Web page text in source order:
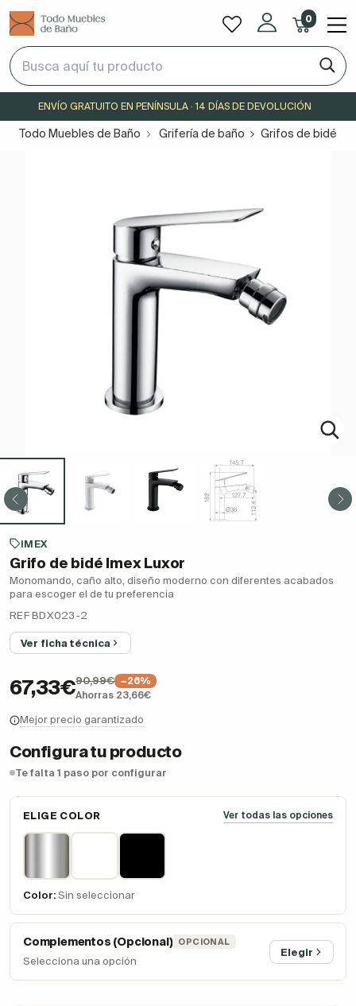
0
ENVÍO GRATUITO EN PENÍNSULA · 14 DÍAS DE DEVOLUCIÓN
Todo Muebles de Baño Grifería de baño Grifos de bidé
IMEX
Grifo de bidé Imex Luxor
Monomando, caño alto, diseño moderno con diferentes acabados
para escoger el de tu preferencia
REF BDX023-2
Ver ficha técnica
67,33€90,99€
−26%
Ahorras 23,66€
Mejor precio garantizado
Configura tu producto
Te falta 1 paso por configurar
ELIGE COLOR Ver todas las opciones
Color: Sin seleccionar
Complementos (Opcional) OPCIONAL
Selecciona una opción
Elegir